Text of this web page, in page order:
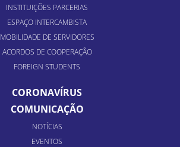
INSTITUIÇÕES PARCERIAS
ESPAÇO INTERCAMBISTA
MOBILIDADE DE SERVIDORES
ACORDOS DE COOPERAÇÃO
FOREIGN STUDENTS
CORONAVÍRUS
COMUNICAÇÃO
NOTÍCIAS
EVENTOS